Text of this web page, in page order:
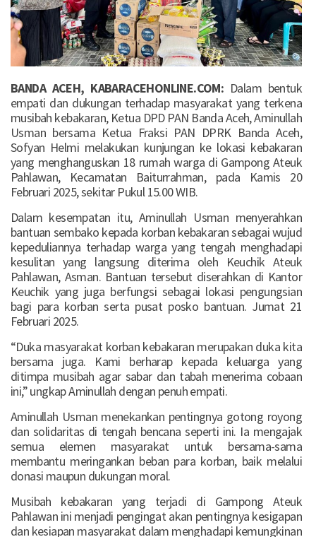
BANDA ACEH, KABARACEHONLINE.COM: Dalam bentuk
empati dan dukungan terhadap masyarakat yang terkena
musibah kebakaran, Ketua DPD PAN Banda Aceh, Aminullah
Usman bersama Ketua Fraksi PAN DPRK Banda Aceh,
Sofyan Helmi melakukan kunjungan ke lokasi kebakaran
yang menghanguskan 18 rumah warga di Gampong Ateuk
Pahlawan, Kecamatan Baiturrahman, pada Kamis 20
Februari 2025, sekitar Pukul 15.00 WIB.
Dalam kesempatan itu, Aminullah Usman menyerahkan
bantuan sembako kepada korban kebakaran sebagai wujud
kepeduliannya terhadap warga yang tengah menghadapi
kesulitan yang langsung diterima oleh Keuchik Ateuk
Pahlawan, Asman. Bantuan tersebut diserahkan di Kantor
Keuchik yang juga berfungsi sebagai lokasi pengungsian
bagi para korban serta pusat posko bantuan. Jumat 21
Februari 2025.
“Duka masyarakat korban kebakaran merupakan duka kita
bersama juga. Kami berharap kepada keluarga yang
ditimpa musibah agar sabar dan tabah menerima cobaan
ini,” ungkap Aminullah dengan penuh empati.
Aminullah Usman menekankan pentingnya gotong royong
dan solidaritas di tengah bencana seperti ini. Ia mengajak
semua elemen masyarakat untuk bersama-sama
membantu meringankan beban para korban, baik melalui
donasi maupun dukungan moral.
Musibah kebakaran yang terjadi di Gampong Ateuk
Pahlawan ini menjadi pengingat akan pentingnya kesigapan
dan kesiapan masyarakat dalam menghadapi kemungkinan